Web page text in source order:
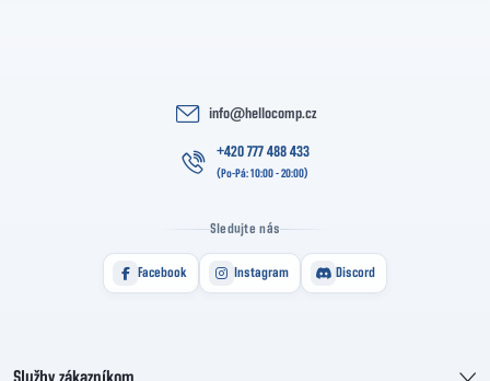
info@hellocomp.cz
+420 777 488 433
Sledujte nás
Facebook Instagram Discord
Služby zákazníkom